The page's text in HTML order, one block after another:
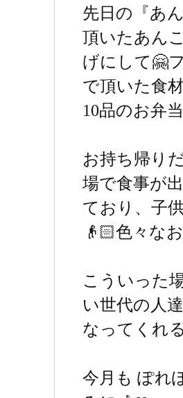
先日の『あ
頂いたあん
げにして🤗
で頂いた食
10品のお弁
お持ち帰り
場で食事が
ており、子
👴🏻色々な
こういった
い世代の人
なってくれ
今月も ぽれ